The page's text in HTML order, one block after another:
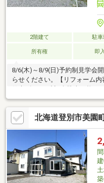
2階建て 駐車
所有権 即
8/6(木)～8/9(日)予約制見学会
らせください。【リフォーム
いました。●内装工事システム
換、温水洗浄便座トイレ交換
室クロス張替え、1階フローリ
ョンフロア張替え、建具交換
換、インターホン設置、火災
すめポイント】・カムイスキ
分。ウィンタースポーツ
北海道登別市美園